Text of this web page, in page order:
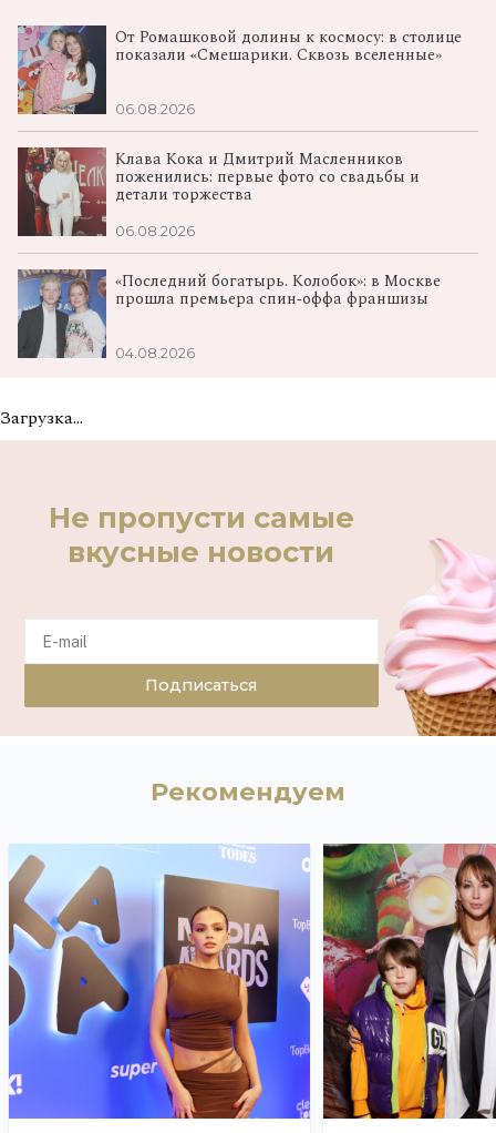
От Ромашковой долины к космосу: в столице
показали «Смешарики. Сквозь вселенные»
06.08.2026
Клава Кока и Дмитрий Масленников
поженились: первые фото со свадьбы и
детали торжества
06.08.2026
«Последний богатырь. Колобок»: в Москве
прошла премьера спин‑оффа франшизы
04.08.2026
Загрузка...
Не пропусти самые
вкусные новости
Подписаться
Рекомендуем